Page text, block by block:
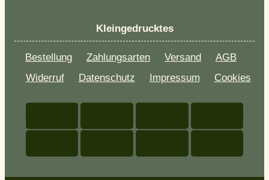
Kleingedrucktes
Bestellung Zahlungsarten Versand
AGB
Widerruf
Datenschutz Impressum Cookies